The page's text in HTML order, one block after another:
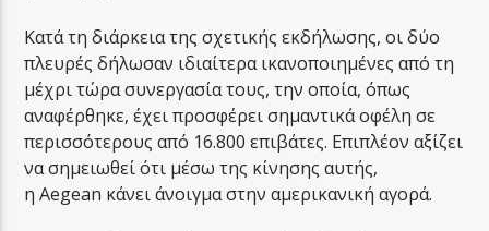
Κατά τη διάρκεια της σχετικής εκδήλωσης, οι δύο
πλευρές δήλωσαν ιδιαίτερα ικανοποιημένες από τη
μέχρι τώρα συνεργασία τους, την οποία, όπως
αναφέρθηκε, έχει προσφέρει σημαντικά οφέλη σε
περισσότερους από 16.800 επιβάτες. Επιπλέον αξίζει
να σημειωθεί ότι μέσω της κίνησης αυτής,
η Aegean κάνει άνοιγμα στην αμερικανική αγορά.